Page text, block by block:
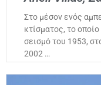
Στο μέσον ενός
κτίσματος, το
σεισμό του 1953,
2002 …